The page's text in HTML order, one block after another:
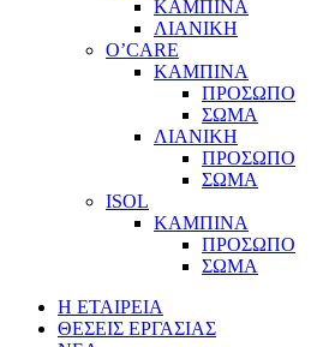
ΚΑΜΠΙΝΑ
ΛΙΑΝΙΚΗ
O’CARE
ΚΑΜΠΙΝΑ
ΠΡΟΣΩΠΟ
ΣΩΜΑ
ΛΙΑΝΙΚΗ
ΠΡΟΣΩΠΟ
ΣΩΜΑ
ISOL
ΚΑΜΠΙΝΑ
ΠΡΟΣΩΠΟ
ΣΩΜΑ
Η ΕΤΑΙΡΕΙΑ
ΘΕΣΕΙΣ ΕΡΓΑΣΙΑΣ